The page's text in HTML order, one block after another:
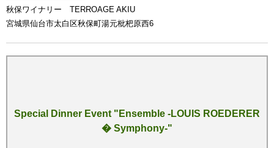
秋保ワイナリー TERROAGE AKIU
宮城県仙台市太白区秋保町湯元枇杷原西6
Special Dinner Event "Ensemble -LOUIS ROEDERER
� Symphony-"